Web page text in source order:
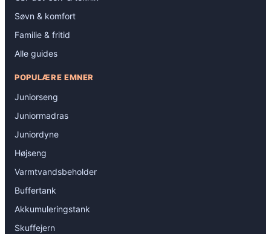
Søvn & komfort
Familie & fritid
Alle guides
POPULÆRE EMNER
Juniorseng
Juniormadras
Juniordyne
Højseng
Varmtvandsbeholder
Buffertank
Akkumuleringstank
Skuffejern